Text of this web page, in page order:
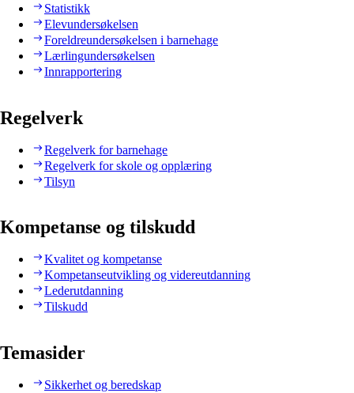
Statistikk
Elevundersøkelsen
Foreldreundersøkelsen i barnehage
Lærlingundersøkelsen
Innrapportering
Regelverk
Regelverk for barnehage
Regelverk for skole og opplæring
Tilsyn
Kompetanse og tilskudd
Kvalitet og kompetanse
Kompetanseutvikling og videreutdanning
Lederutdanning
Tilskudd
Temasider
Sikkerhet og beredskap